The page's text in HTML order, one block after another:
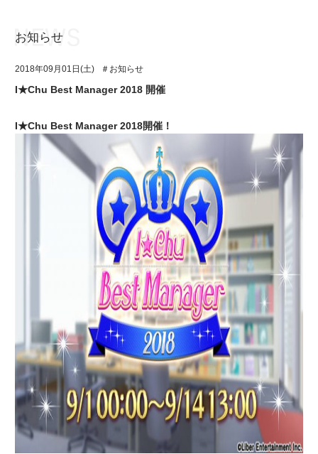
アプリゲーム
イベント・キャンペーン
ギャラリー
ユニット&キャラクター
アプリゲーム
イベント・キャンペーン
グッズ・本
お知らせ
2018年09月01日(土) ＃お知らせ
I★Chu Best Manager 2018 開催
I★Chu Best Manager 2018開催！